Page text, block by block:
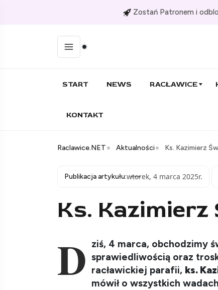
Zostań Patronem i
START NEWS RACŁAWICE
KONTAKT
Raclawice.NET Aktualności Ks. Kazimierz
Publikacja artykułu:wtorek, 4 marca 2025r.
Ks.
D ziś, 4 marca, obchodzimy
sprawiedliwością oraz
racławickiej parafii, ks.
mówił o wszystkich